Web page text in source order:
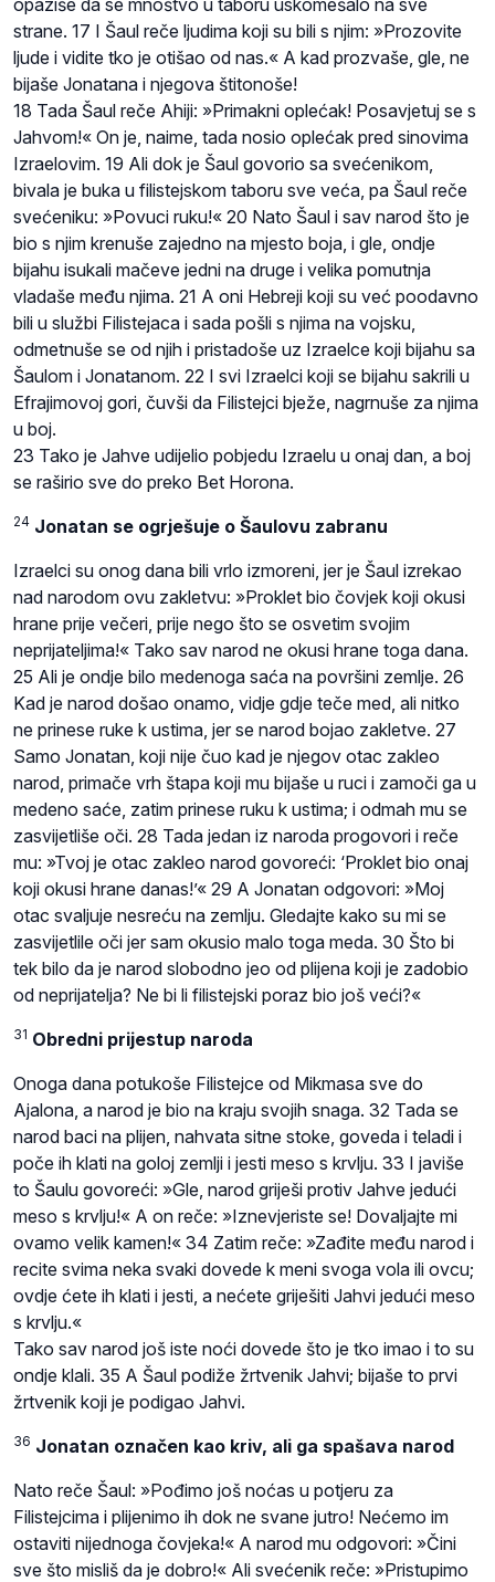
strane. 17 I Šaul reče ljudima koji su bili s njim: »Prozovite
ljude i vidite tko je otišao od nas.« A kad prozvaše, gle, ne
bijaše Jonatana i njegova štitonoše!
18 Tada Šaul reče Ahiji: »Primakni oplećak! Posavjetuj se s
Jahvom!« On je, naime, tada nosio oplećak pred sinovima
Izraelovim. 19 Ali dok je Šaul govorio sa svećenikom,
bivala je buka u filistejskom taboru sve veća, pa Šaul reče
svećeniku: »Povuci ruku!« 20 Nato Šaul i sav narod što je
bio s njim krenuše zajedno na mjesto boja, i gle, ondje
bijahu isukali mačeve jedni na druge i velika pomutnja
vladaše među njima. 21 A oni Hebreji koji su već poodavno
bili u službi Filistejaca i sada pošli s njima na vojsku,
odmetnuše se od njih i pristadoše uz Izraelce koji bijahu sa
Šaulom i Jonatanom. 22 I svi Izraelci koji se bijahu sakrili u
Efrajimovoj gori, čuvši da Filistejci bježe, nagrnuše za njima
u boj.
23 Tako je Jahve udijelio pobjedu Izraelu u onaj dan, a boj
se raširio sve do preko Bet Horona.
24 Jonatan se ogrješuje o Šaulovu zabranu
Izraelci su onog dana bili vrlo izmoreni, jer je Šaul izrekao
nad narodom ovu zakletvu: »Proklet bio čovjek koji okusi
hrane prije večeri, prije nego što se osvetim svojim
neprijateljima!« Tako sav narod ne okusi hrane toga dana.
25 Ali je ondje bilo medenoga saća na površini zemlje. 26
Kad je narod došao onamo, vidje gdje teče med, ali nitko
ne prinese ruke k ustima, jer se narod bojao zakletve. 27
Samo Jonatan, koji nije čuo kad je njegov otac zakleo
narod, primače vrh štapa koji mu bijaše u ruci i zamoči ga u
medeno saće, zatim prinese ruku k ustima; i odmah mu se
zasvijetliše oči. 28 Tada jedan iz naroda progovori i reče
mu: »Tvoj je otac zakleo narod govoreći: ‘Proklet bio onaj
koji okusi hrane danas!’« 29 A Jonatan odgovori: »Moj
otac svaljuje nesreću na zemlju. Gledajte kako su mi se
zasvijetlile oči jer sam okusio malo toga meda. 30 Što bi
tek bilo da je narod slobodno jeo od plijena koji je zadobio
od neprijatelja? Ne bi li filistejski poraz bio još veći?«
31 Obredni prijestup naroda
Onoga dana potukoše Filistejce od Mikmasa sve do
Ajalona, a narod je bio na kraju svojih snaga. 32 Tada se
narod baci na plijen, nahvata sitne stoke, goveda i teladi i
poče ih klati na goloj zemlji i jesti meso s krvlju. 33 I javiše
to Šaulu govoreći: »Gle, narod griješi protiv Jahve jedući
meso s krvlju!« A on reče: »Iznevjeriste se! Dovaljajte mi
ovamo velik kamen!« 34 Zatim reče: »Zađite među narod i
recite svima neka svaki dovede k meni svoga vola ili ovcu;
ovdje ćete ih klati i jesti, a nećete griješiti Jahvi jedući meso
s krvlju.«
Tako sav narod još iste noći dovede što je tko imao i to su
ondje klali. 35 A Šaul podiže žrtvenik Jahvi; bijaše to prvi
žrtvenik koji je podigao Jahvi.
36 Jonatan označen kao kriv, ali ga spašava narod
Nato reče Šaul: »Pođimo još noćas u potjeru za
Filistejcima i plijenimo ih dok ne svane jutro! Nećemo im
ostaviti nijednoga čovjeka!« A narod mu odgovori: »Čini
sve što misliš da je dobro!« Ali svećenik reče: »Pristupimo